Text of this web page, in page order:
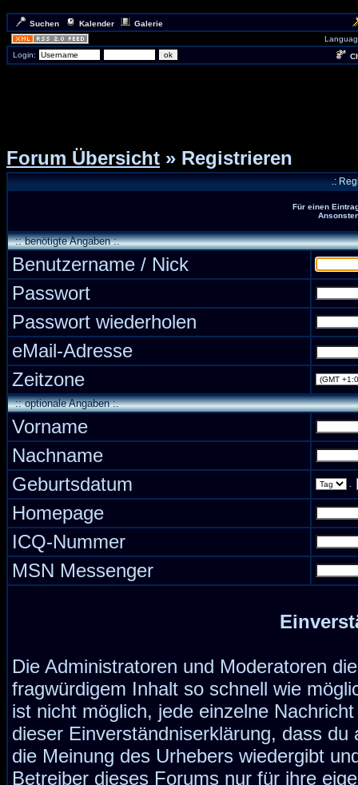
Suchen Kalender
Galerie
Login:
Forum Übersicht » Registrieren
.:
Für einen
:: benötigte Angaben :.
Benutzername / Nick
Passwort
Passwort wiederholen
eMail-Adresse
Zeitzone
:: optionale Angaben :.
Vorname
Nachname
Geburtsdatum
Homepage
ICQ-Nummer
MSN Messenger
Die Administratoren und Moderatoren
fragwürdigem Inhalt so schnell wie
ist nicht möglich, jede einzelne
dieser Einverständniserklärung, dass
die Meinung des Urhebers wiedergibt
Betreiber dieses Forums nur für ihre